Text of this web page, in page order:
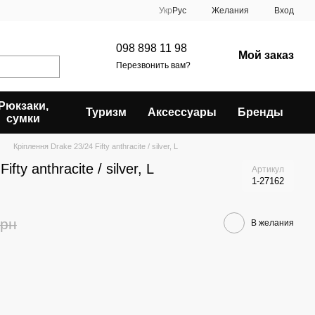
Укр Рус Желания Вход
098 898 11 98
Перезвонить вам?
Мой заказ
Рюкзаки,
сумки
Туризм Аксессуары Бренды
Кріплення Drake 23/24 Fifty anthracite / silver, L
anthracite / silver, L Артикул
1-27162
В желания